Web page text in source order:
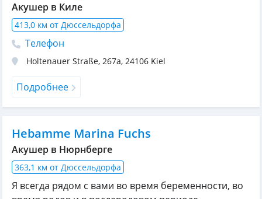
Акушер в Киле
413,0 км от Дюссельдорфа
Телефон
Holtenauer Straße, 267a, 24106 Kiel
Подробнее
Hebamme Marina Fuchs
Акушер в Нюрнберге
363,1 км от Дюссельдорфа
Я всегда рядом с вами во время беременности, во